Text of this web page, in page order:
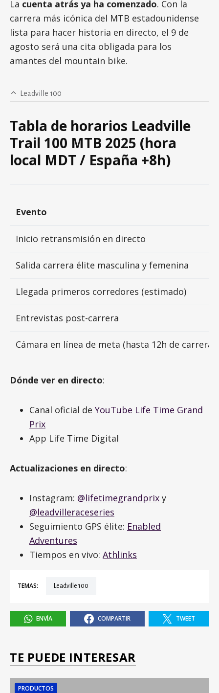
La cuenta atrás ya ha comenzado. Con la
carrera más icónica del MTB estadounidense
lista para hacer historia en directo, el 9 de
agosto será una cita obligada para los
amantes del mountain bike.
Leadville 100
Tabla de horarios Leadville
Trail 100 MTB 2025 (hora
local MDT / España +8h)
Evento
Inicio retransmisión en directo
Salida carrera élite masculina y femenina
Llegada primeros corredores (estimado)
Entrevistas post-carrera
Cámara en línea de meta (hasta 12h de carrera)
Dónde ver en directo:
Canal oficial de YouTube Life Time Grand
Prix
App Life Time Digital
Actualizaciones en directo:
Instagram: @lifetimegrandprix y
@leadvilleraceseries
Seguimiento GPS élite: Enabled
Adventures
Tiempos en vivo: Athlinks
TEMAS: Leadville 100
ENVÍA COMPARTIR TWEET
TE PUEDE INTERESAR
PRODUCTOS